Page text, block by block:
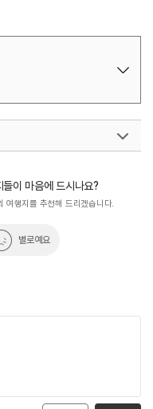
이 마음에 드시나요?
여행지를 추천해 드리겠습니다.
별로예요